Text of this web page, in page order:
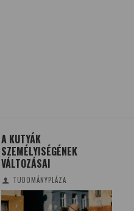
A KUTYÁK
SZEMÉLYISÉGÉNEK
VÁLTOZÁSAI
TUDOMÁNYPLÁZA